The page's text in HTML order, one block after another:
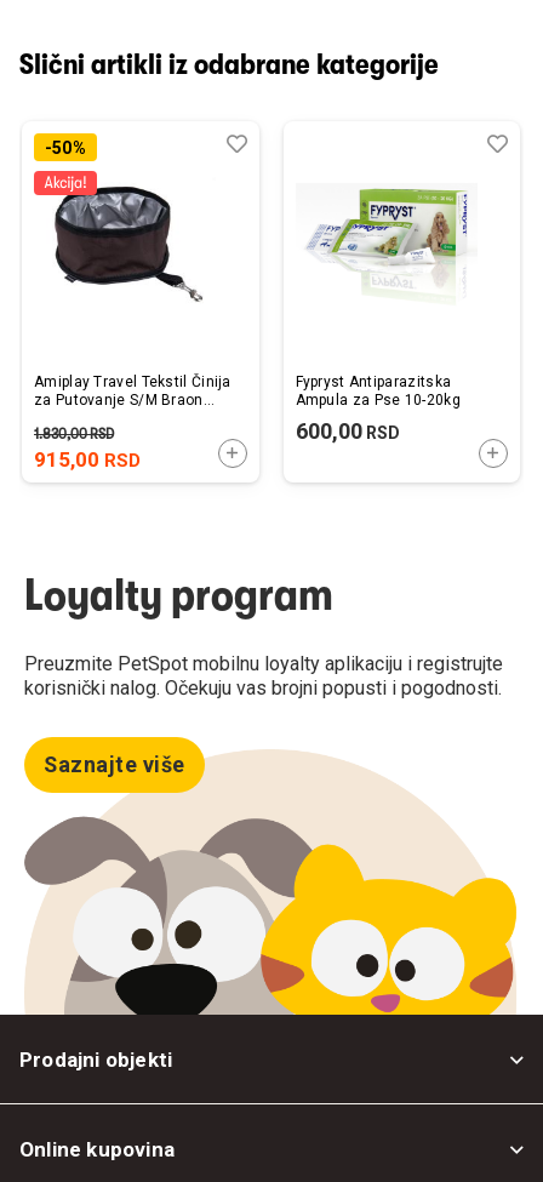
Slični artikli iz odabrane kategorije
-50%
Amiplay Travel Tekstil Činija
za Putovanje S/M Braon
915,00 RSD
1.830,00RSD
DODAJTE U KORPU
Dodaj
Uporedi
Fypryst Antiparazitska
Ampula za Pse 10-20kg
600,00RSD
Loyalty program
Preuzmite PetSpot mobilnu loyalty aplikaciju i registrujte
korisnički nalog. Očekuju vas brojni popusti i pogodnosti.
Saznajte više
Prodajni objekti
Online kupovina